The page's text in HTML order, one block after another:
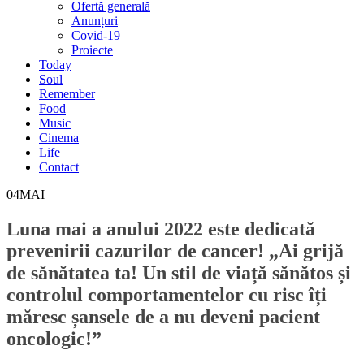
Ofertă generală
Anunțuri
Covid-19
Proiecte
Today
Soul
Remember
Food
Music
Cinema
Life
Contact
04MAI
Luna mai a anului 2022 este dedicată
prevenirii cazurilor de cancer! „Ai grijă
de sănătatea ta! Un stil de viață sănătos și
controlul comportamentelor cu risc îți
măresc șansele de a nu deveni pacient
oncologic!”